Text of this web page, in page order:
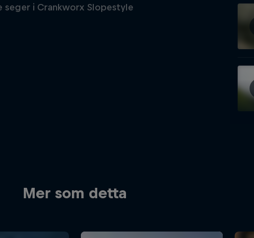
seger i Crankworx Slopestyle
Mer som detta